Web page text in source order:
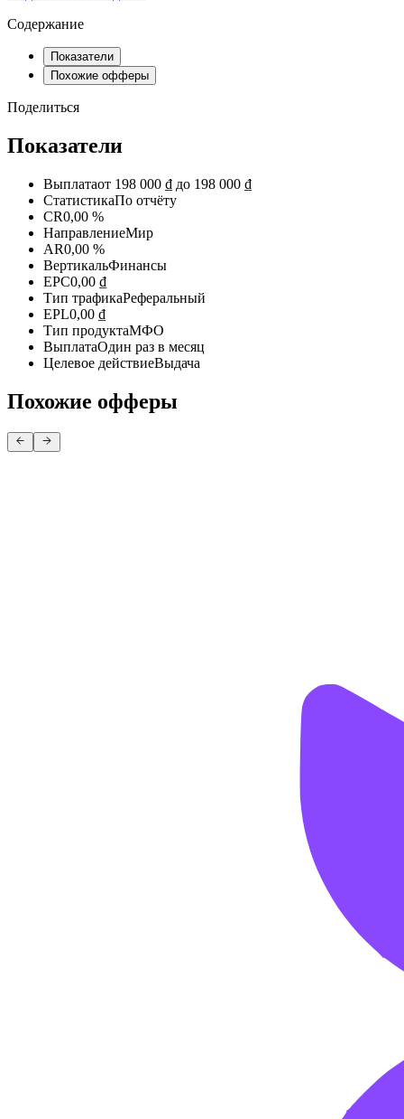
Содержание
Показатели
Похожие офферы
Поделиться
Показатели
Выплатаот 198 000 ₫ до 198 000 ₫
СтатистикаПо отчёту
CR0,00 %
НаправлениеМир
AR0,00 %
ВертикальФинансы
EPC0,00 ₫
Тип трафикаРеферальный
EPL0,00 ₫
Тип продуктаМФО
ВыплатаОдин раз в месяц
Целевое действиеВыдача
Похожие офферы